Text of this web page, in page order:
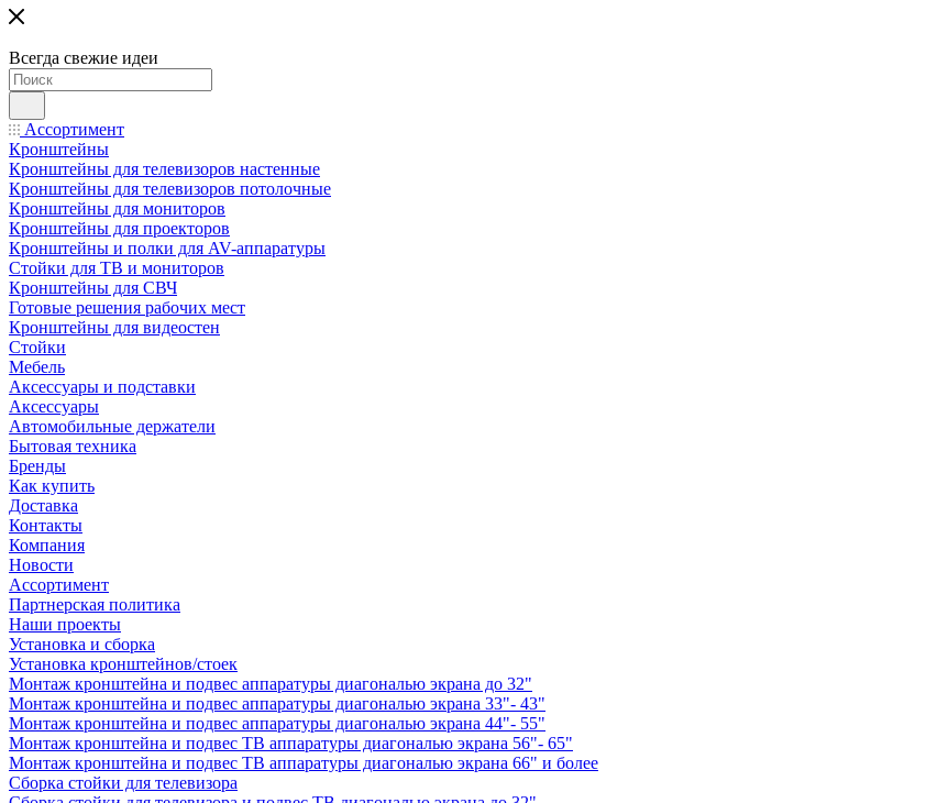
Всегда свежие идеи
Ассортимент
Кронштейны
Кронштейны для телевизоров настенные
Кронштейны для телевизоров потолочные
Кронштейны для мониторов
Кронштейны для проекторов
Кронштейны и полки для AV-аппаратуры
Стойки для ТВ и мониторов
Кронштейны для СВЧ
Готовые решения рабочих мест
Кронштейны для видеостен
Стойки
Мебель
Аксессуары и подставки
Аксессуары
Автомобильные держатели
Бытовая техника
Бренды
Как купить
Доставка
Контакты
Компания
Новости
Ассортимент
Партнерская политика
Наши проекты
Установка и сборка
Установка кронштейнов/стоек
Монтаж кронштейна и подвес аппаратуры диагональю экрана до 32"
Монтаж кронштейна и подвес аппаратуры диагональю экрана 33"- 43"
Монтаж кронштейна и подвес аппаратуры диагональю экрана 44"- 55"
Монтаж кронштейна и подвес ТВ аппаратуры диагональю экрана 56"- 65"
Монтаж кронштейна и подвес ТВ аппаратуры диагональю экрана 66" и более
Сборка стойки для телевизора